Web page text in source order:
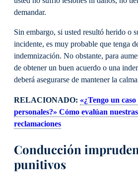
demandar.
Sin embargo, si usted resultó herido o
incidente, es muy probable que tenga
indemnización. No obstante, para
de obtener un buen acuerdo o una
deberá asegurarse de mantener la
RELACIONADO: «¿Tengo un caso
personales?» Cómo evalúan
reclamaciones
Conducción
punitivos